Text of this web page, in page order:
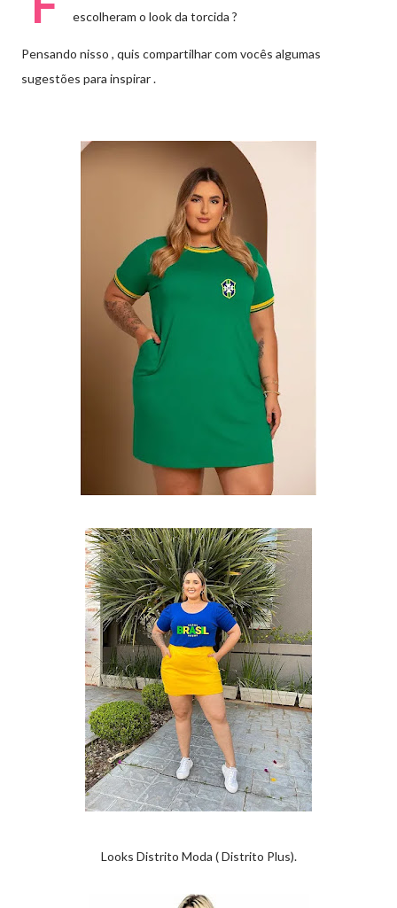
escolheram o look da torcida ?
Pensando nisso , quis compartilhar com vocês algumas
sugestões para inspirar .
Looks Distrito Moda ( Distrito Plus).